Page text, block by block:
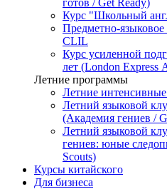
готов / Get Ready)
Курс "Школьный
Предметно-
CLIL
Курс усиленной
лет (London Express
Летние программы
Летние
Летний языковой
(Академия гениев /
Летний языковой
гениев: юные
Scouts)
Курсы китайского
Для бизнеса